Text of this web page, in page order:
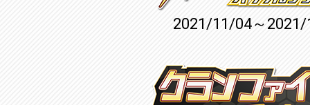
2021/11/04～